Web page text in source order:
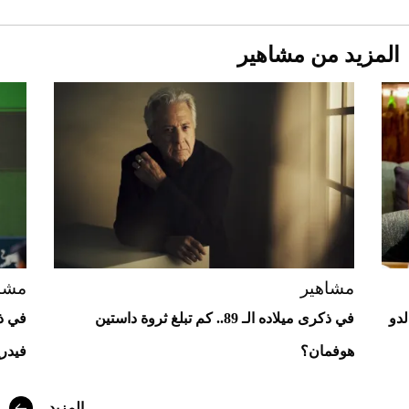
Aston Martin Valiant: على هوى الأبطال
المزيد من مشاهير
مشاهير
في ذكرى ميلاده الـ 89.. كم تبلغ ثروة داستين
هوفمان؟